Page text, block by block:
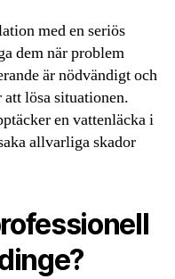
med en seriös
dem när problem
är nödvändigt och
lösa situationen.
en vattenläcka i
allvarliga skador